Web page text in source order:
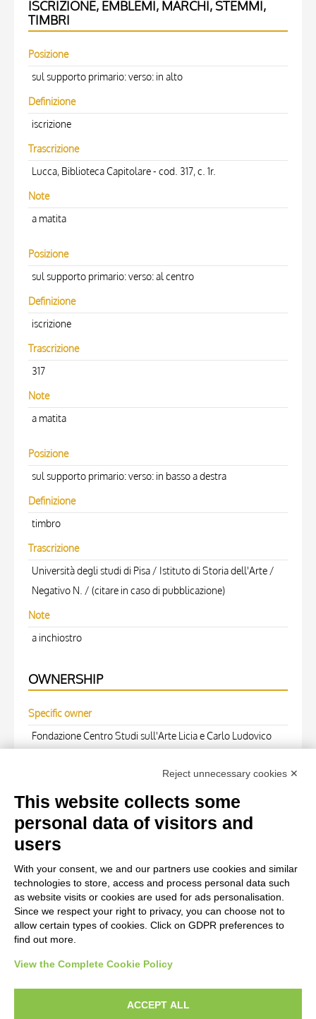
ISCRIZIONE, EMBLEMI, MARCHI, STEMMI,
TIMBRI
Posizione
sul supporto primario: verso: in alto
Definizione
iscrizione
Trascrizione
Lucca, Biblioteca Capitolare - cod. 317, c. 1r.
Note
a matita
Posizione
sul supporto primario: verso: al centro
Definizione
iscrizione
Trascrizione
317
Note
a matita
Posizione
sul supporto primario: verso: in basso a destra
Definizione
timbro
Trascrizione
Università degli studi di Pisa / Istituto di Storia dell'Arte /
Negativo N. / (citare in caso di pubblicazione)
Note
a inchiostro
OWNERSHIP
Specific owner
Fondazione Centro Studi sull'Arte Licia e Carlo Ludovico
WORK OF ART
Work of art Entry
Anonimo italiano sec. XIII/XIV, Scena, Finte architetture,
Figura maschile con libro, Figura maschile con cartiglio,
Figure maschili, Iniziale H, Iniziale decorata, Motivi
decorativi vegetali e zoomorfi, Protome
diritto d’autore, legge 22 aprile 1941 n. 633. I diritti degli autori, degli artisti e
Reject unnecessary cookies ✕
This website collects some
personal data of visitors and
users
With your consent, we and our partners use cookies and similar
technologies to store, access and process personal data such
as website visits or cookies are used for ads personalisation.
Since we respect your right to privacy, you can choose not to
allow certain types of cookies. Click on GDPR preferences to
find out more.
View the Complete Cookie Policy
ACCEPT ALL